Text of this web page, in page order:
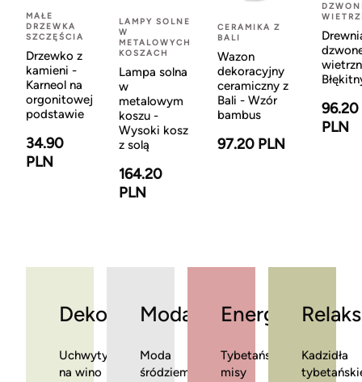
MAŁE
DRZEWKA
SZCZĘŚCIA
Drzewko z
kamieni -
Karneol na
orgonitowej
podstawie
34.90
PLN
LAMPY SOLNE
W
METALOWYCH
KOSZACH
Lampa solna
w
metalowym
koszu -
Wysoki kosz
z solą
164.20
PLN
CERAMIKA Z
BALI
Wazon
dekoracyjny
ceramiczny z
Bali - Wzór
bambus
97.20 PLN
96.20
PLN
Dekoracje
Uchwyty
na wino
Moda
Moda
śródziemnomorska
Energia
Tybetańskie
misy
Relaks
Kadzidła